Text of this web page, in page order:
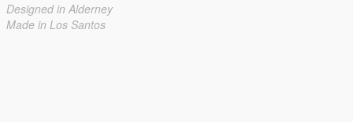
Designed in Alderney
Made in Los Santos